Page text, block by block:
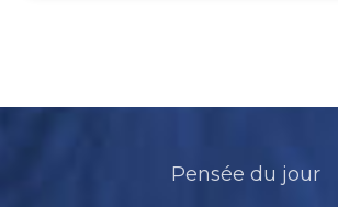
Pensée du jour